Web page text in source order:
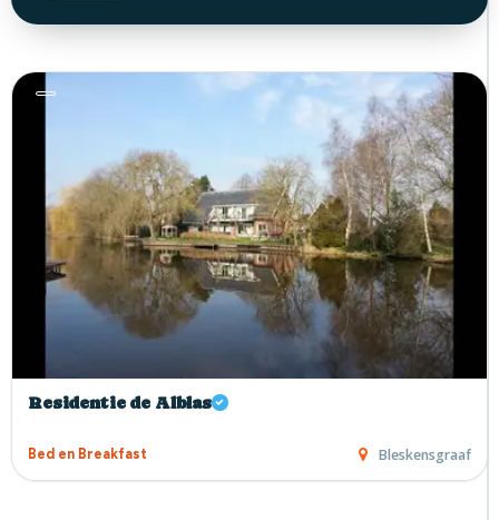
Residentie de Alblas
Bed en Breakfast Bleskensgraaf